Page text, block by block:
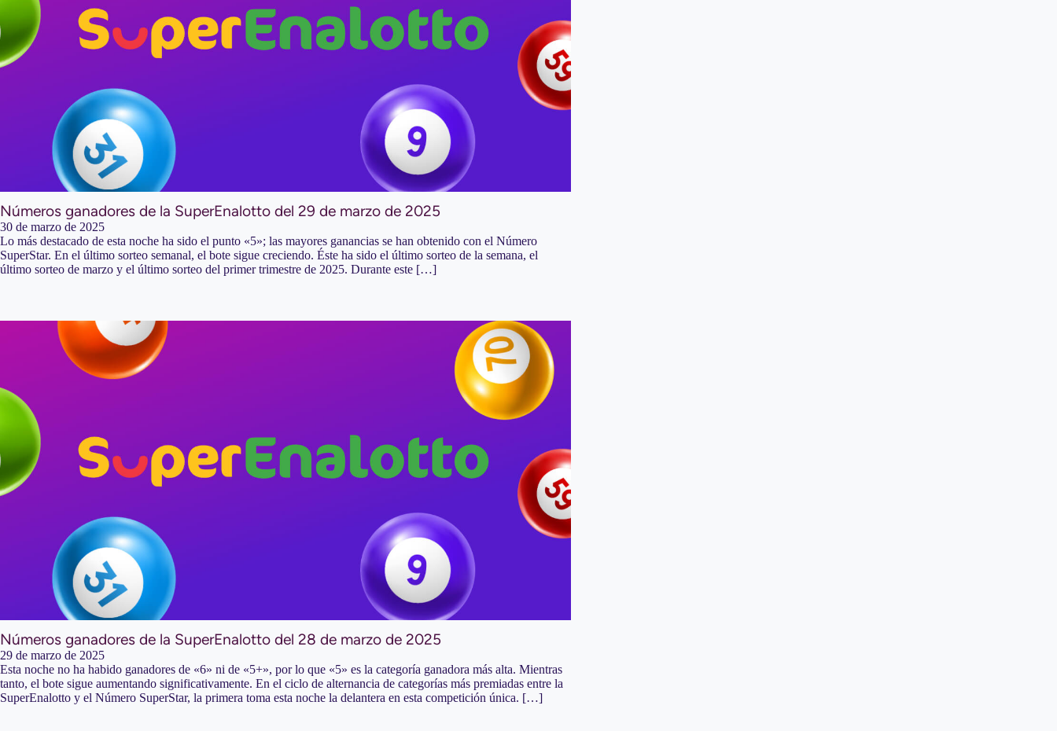
Números ganadores de la SuperEnalotto del 29 de marzo de 2025
30 de marzo de 2025
Lo más destacado de esta noche ha sido el punto «5»; las mayores ganancias se han obtenido con el Número
SuperStar. En el último sorteo semanal, el bote sigue creciendo. Éste ha sido el último sorteo de la semana, el
último sorteo de marzo y el último sorteo del primer trimestre de 2025. Durante este […]
Números ganadores de la SuperEnalotto del 28 de marzo de 2025
29 de marzo de 2025
Esta noche no ha habido ganadores de «6» ni de «5+», por lo que «5» es la categoría ganadora más alta. Mientras
tanto, el bote sigue aumentando significativamente. En el ciclo de alternancia de categorías más premiadas entre la
SuperEnalotto y el Número SuperStar, la primera toma esta noche la delantera en esta competición única. […]